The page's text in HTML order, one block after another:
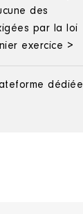
des
par la loi
exercice >
dédiée